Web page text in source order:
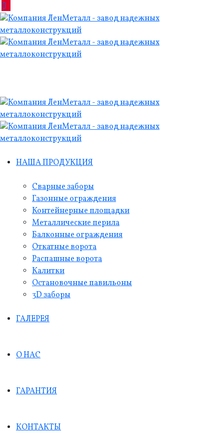
НАША ПРОДУКЦИЯ
Сварные заборы
Газонные ограждения
Контейнерные площадки
Металлические перила
Балконные ограждения
Откатные ворота
Распашные ворота
Калитки
Остановочные павильоны
3D заборы
ГАЛЕРЕЯ
О НАС
ГАРАНТИЯ
КОНТАКТЫ